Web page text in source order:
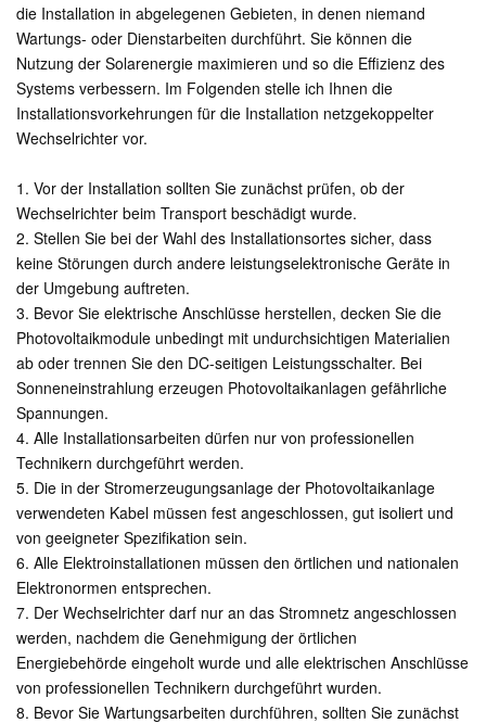
die Installation in abgelegenen Gebieten, in denen niemand
Wartungs- oder Dienstarbeiten durchführt. Sie können die
Nutzung der Solarenergie maximieren und so die Effizienz des
Systems verbessern. Im Folgenden stelle ich Ihnen die
Installationsvorkehrungen für die Installation netzgekoppelter
Wechselrichter vor.
1. Vor der Installation sollten Sie zunächst prüfen, ob der
Wechselrichter beim Transport beschädigt wurde.
2. Stellen Sie bei der Wahl des Installationsortes sicher, dass
keine Störungen durch andere leistungselektronische Geräte in
der Umgebung auftreten.
3. Bevor Sie elektrische Anschlüsse herstellen, decken Sie die
Photovoltaikmodule unbedingt mit undurchsichtigen Materialien
ab oder trennen Sie den DC-seitigen Leistungsschalter. Bei
Sonneneinstrahlung erzeugen Photovoltaikanlagen gefährliche
Spannungen.
4. Alle Installationsarbeiten dürfen nur von professionellen
Technikern durchgeführt werden.
5. Die in der Stromerzeugungsanlage der Photovoltaikanlage
verwendeten Kabel müssen fest angeschlossen, gut isoliert und
von geeigneter Spezifikation sein.
6. Alle Elektroinstallationen müssen den örtlichen und nationalen
Elektronormen entsprechen.
7. Der Wechselrichter darf nur an das Stromnetz angeschlossen
werden, nachdem die Genehmigung der örtlichen
Energiebehörde eingeholt wurde und alle elektrischen Anschlüsse
von professionellen Technikern durchgeführt wurden.
8. Bevor Sie Wartungsarbeiten durchführen, sollten Sie zunächst